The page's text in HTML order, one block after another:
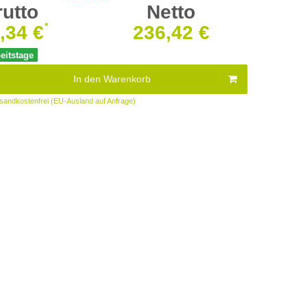
Netto
€
* 236,42 €
In den Warenkorb
(EU-Ausland auf Anfrage)